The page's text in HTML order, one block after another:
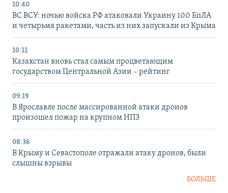
10:40
ВС ВСУ: ночью войска РФ атаковали Украину 100 БпЛА
и четырьмя ракетами, часть из них запускали из Крыма
10:11
Казахстан вновь стал самым процветающим
государством Центральной Азии – рейтинг
09:19
В Ярославле после массированной атаки дронов
произошел пожар на крупном НПЗ
08:36
В Крыму и Севастополе отражали атаку дронов, были
слышны взрывы
БОЛЬШЕ